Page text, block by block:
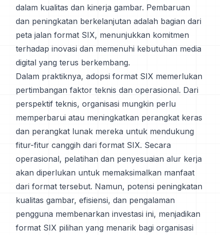
dalam kualitas dan kinerja gambar. Pembaruan
dan peningkatan berkelanjutan adalah bagian dari
peta jalan format SIX, menunjukkan komitmen
terhadap inovasi dan memenuhi kebutuhan media
digital yang terus berkembang.
Dalam praktiknya, adopsi format SIX memerlukan
pertimbangan faktor teknis dan operasional. Dari
perspektif teknis, organisasi mungkin perlu
memperbarui atau meningkatkan perangkat keras
dan perangkat lunak mereka untuk mendukung
fitur-fitur canggih dari format SIX. Secara
operasional, pelatihan dan penyesuaian alur kerja
akan diperlukan untuk memaksimalkan manfaat
dari format tersebut. Namun, potensi peningkatan
kualitas gambar, efisiensi, dan pengalaman
pengguna membenarkan investasi ini, menjadikan
format SIX pilihan yang menarik bagi organisasi